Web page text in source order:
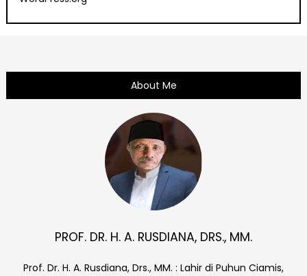
About Me
PROF. DR. H. A. RUSDIANA, DRS., MM.
Prof. Dr. H. A. Rusdiana, Drs., MM. : Lahir di Puhun Ciamis,